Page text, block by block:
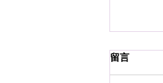
留言